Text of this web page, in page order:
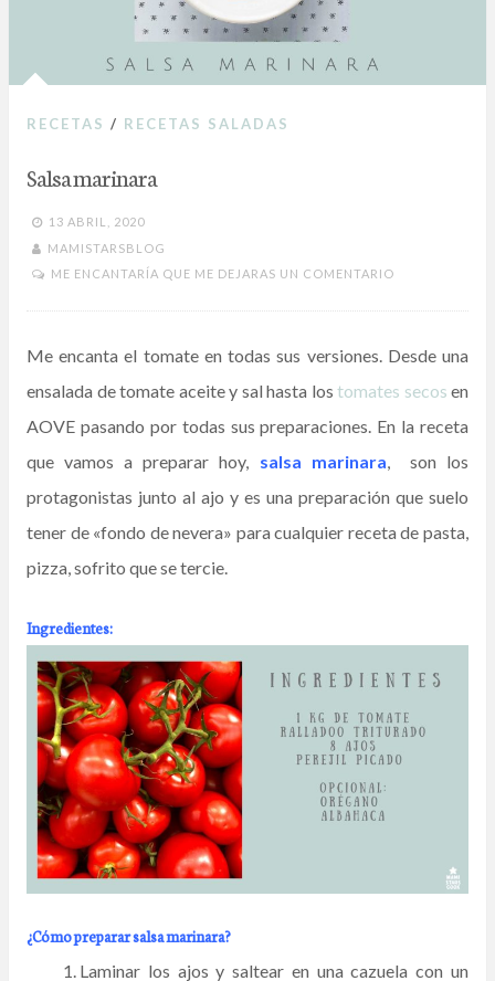
RECETAS / RECETAS SALADAS
Salsa marinara
13 ABRIL, 2020
MAMISTARSBLOG
ME ENCANTARÍA QUE ME DEJARAS UN COMENTARIO
Me encanta el tomate en todas sus versiones. Desde una
ensalada de tomate aceite y sal hasta los tomates secos en
AOVE pasando por todas sus preparaciones. En la receta
que vamos a preparar hoy, salsa marinara , son los
protagonistas junto al ajo y es una preparación que suelo
tener de «fondo de nevera» para cualquier receta de pasta,
pizza, sofrito que se tercie.
Ingredientes:
¿Cómo preparar salsa marinara?
Laminar los ajos y saltear en una cazuela con un